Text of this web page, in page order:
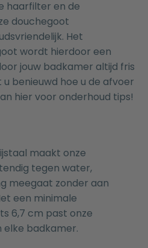
haarfilter en de
douchegoot
Het
wordt hierdoor een
jouw badkamer altijd fris
benieuwd hoe u de afvoer
hier voor onderhoud tips!
maakt onze
tegen water,
meegaat zonder aan
een minimale
6,7 cm past onze
elke badkamer.